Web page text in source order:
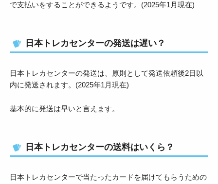
で支払いをすることができるようです。(2025年1月現在)
日本トレカセンターの発送は遅い？
日本トレカセンターの発送は、原則として発送依頼後2日以
内に発送されます。(2025年1月現在)
基本的に発送は早いと言えます。
日本トレカセンターの送料はいくら？
日本トレカセンターで当たったカードを届けてもらうための